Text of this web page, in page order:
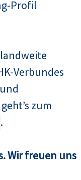
Profil
Verbundes
zum
.
Wir freuen uns